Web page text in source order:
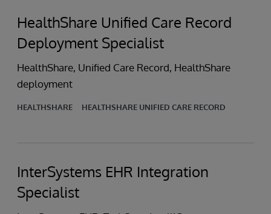
HealthShare Unified Care Record
Deployment Specialist
HealthShare, Unified Care Record, HealthShare
deployment
HEALTHSHARE HEALTHSHARE UNIFIED CARE RECORD
InterSystems EHR Integration
Specialist